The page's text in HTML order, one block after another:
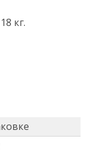
кг.